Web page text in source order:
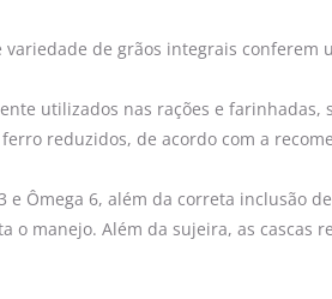
de grãos integrais conferem
utilizados nas rações e farinhadas,
reduzidos, de acordo com a
e Ômega 6, além da correta inclusão
o manejo. Além da sujeira, as cascas